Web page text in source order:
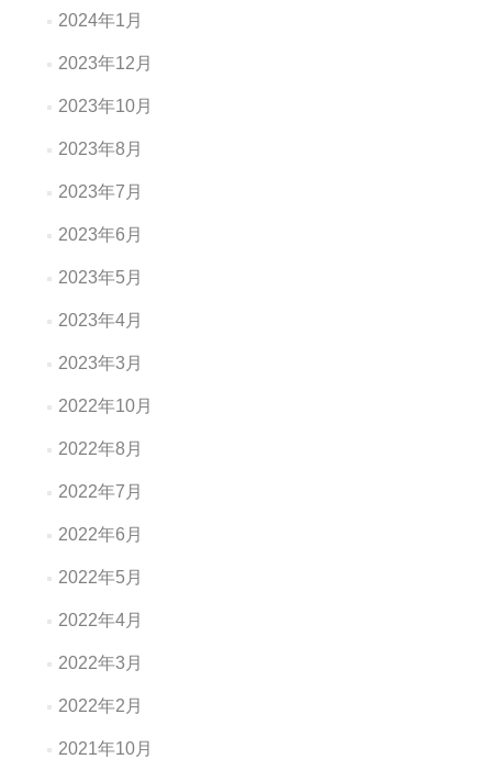
2024年1月
2023年12月
2023年10月
2023年8月
2023年7月
2023年6月
2023年5月
2023年4月
2023年3月
2022年10月
2022年8月
2022年7月
2022年6月
2022年5月
2022年4月
2022年3月
2022年2月
2021年10月